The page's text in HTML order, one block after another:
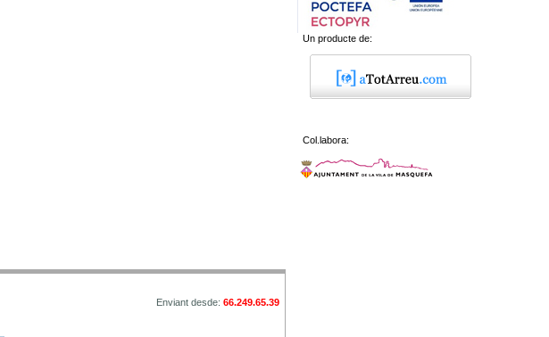
Enviant desde: 66.249.65.39
Un producte de:
Col.labora: